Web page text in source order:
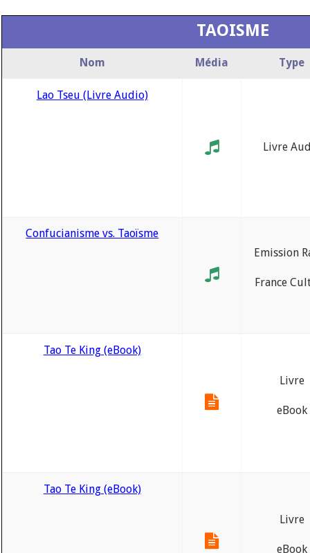
TAOISME
Nom Média Type
Lao Tseu (Livre Audio)
Livre
Confucianisme vs. Taoïsme
Emission
France
Tao Te King (eBook)
Livre
eBook
Tao Te King (eBook)
Livre
eBook